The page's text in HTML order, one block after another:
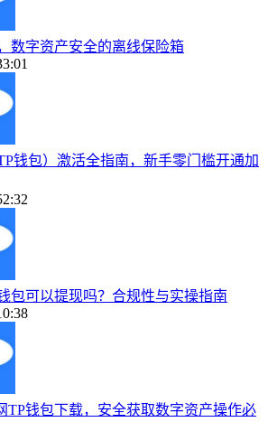
数字资产安全的离线保险箱
钱包）激活全指南，新手零门槛开通加
包可以提现吗？合规性与实操指南
TP钱包下载，安全获取数字资产操作必